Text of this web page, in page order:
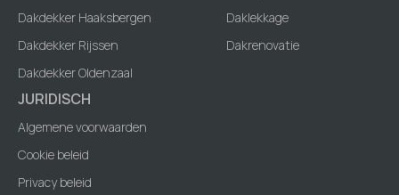
Dakdekker Haaksbergen
Dakdekker Rijssen
Dakdekker Oldenzaal
Daklekkage
Dakrenovatie
JURIDISCH
Algemene voorwaarden
Cookie beleid
Privacy beleid